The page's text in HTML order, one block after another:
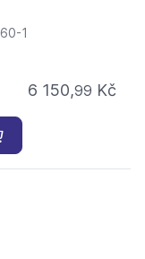
1
6 150,99 Kč